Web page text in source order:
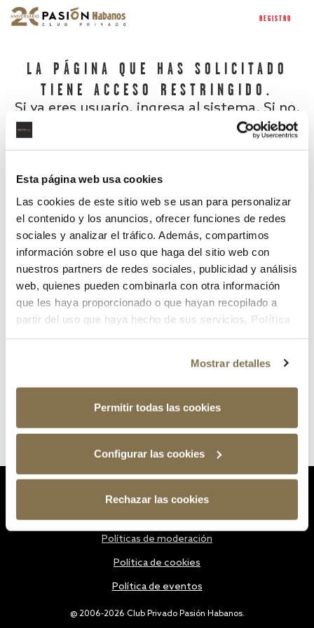
Esta página web usa cookies
Las cookies de este sitio web se usan para personalizar
el contenido y los anuncios, ofrecer funciones de redes
sociales y analizar el tráfico. Además, compartimos
información sobre el uso que haga del sitio web con
nuestros partners de redes sociales, publicidad y análisis
web, quienes pueden combinarla con otra información
que les haya proporcionado o que hayan recopilado a
partir del uso que haya hecho de sus servicios. Política
Mostrar detalles
Permitir todas las cookies
Configurar las cookies
Rechazar las cookies
REGISTRO
LA PÁGINA QUE HAS SOLICITADO
TIENE ACCESO RESTRINGIDO.
Si ya eres usuario, ingresa al sistema. Si no,
¿Has olvidado tu contraseña?
@ 2006-2026 Club Privado Pasión Habanos.
Políticas de moderación
Política de cookies
Política de eventos